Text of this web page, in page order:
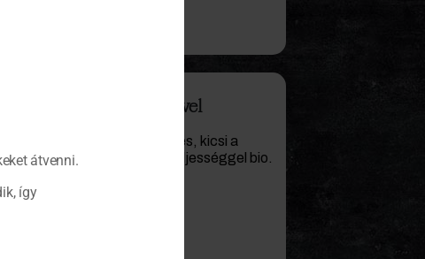
zelleres krumplipürével
nagyon egészséges, kicsi a
az életmódjából adódóan teljességgel bio.
átvenni.
így